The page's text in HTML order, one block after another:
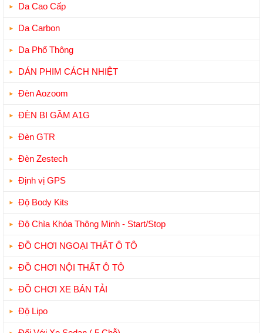
Da Cao Cấp
Da Carbon
Da Phổ Thông
DÁN PHIM CÁCH NHIỆT
Đèn Aozoom
ĐÈN BI GẦM A1G
Đèn GTR
Đèn Zestech
Định vị GPS
Độ Body Kits
Độ Chìa Khóa Thông Minh - Start/Stop
ĐỒ CHƠI NGOẠI THẤT Ô TÔ
ĐỒ CHƠI NỘI THẤT Ô TÔ
ĐỒ CHƠI XE BÁN TẢI
Độ Lipo